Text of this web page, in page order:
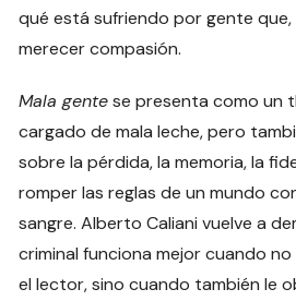
qué está sufriendo por gente
merecer compasión.
Mala gentese presenta como un
cargado de mala leche, pero
sobre la pérdida, la memoria, la
romper las reglas de un mundo
sangre. Alberto Caliani vuelve a
criminal funciona mejor cuando
el lector, sino cuando también le